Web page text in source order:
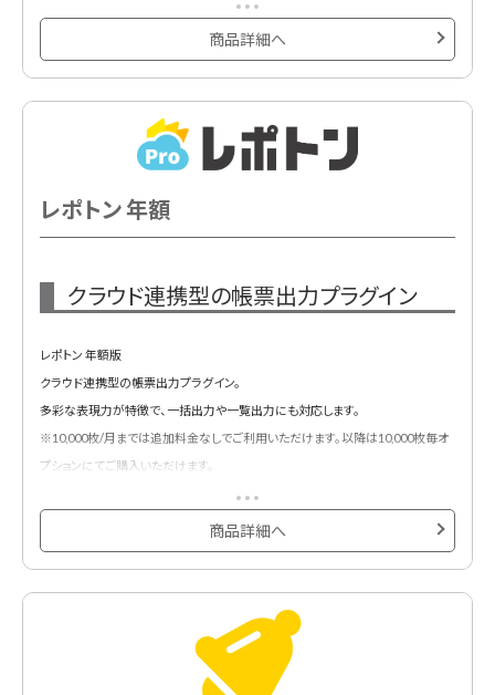
商品詳細へ
レポトン 年額
クラウド連携型の帳票出力プラグイン
レポトン 年額版
クラウド連携型の帳票出力プラグイン。
多彩な表現力が特徴で、一括出力や一覧出力にも対応します。
※10,000枚/月までは追加料金なしでご利用いただけます。以降は10,000枚毎オ
プションにてご購入いただけます。
商品詳細へ